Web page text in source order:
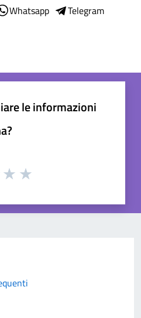
Whatsapp
Telegram
le informazioni